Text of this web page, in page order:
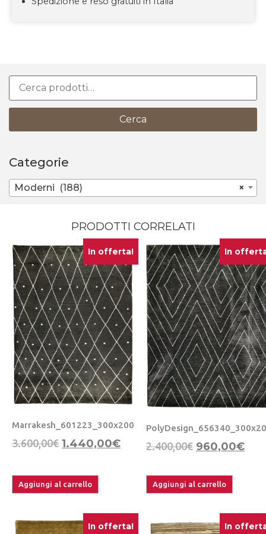
Cerca
Categorie
×
Moderni (188)
PRODOTTI CORRELATI
In offerta!
Marrakesh_601223_300x200
3.600,00€ 1.440,00€
Aggiungi al carrello
In
2.400,00€ 960,00€
Aggiungi al carrello
In offerta! In